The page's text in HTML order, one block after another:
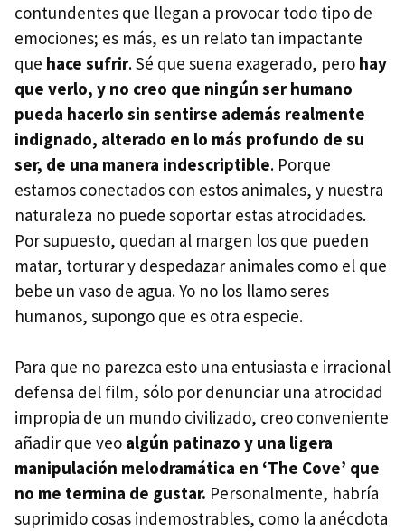
contundentes que llegan a provocar todo tipo de
emociones; es más, es un relato tan impactante
que hace sufrir. Sé que suena exagerado, pero hay
que verlo, y no creo que ningún ser humano
pueda hacerlo sin sentirse además realmente
indignado, alterado en lo más profundo de su
ser, de una manera indescriptible. Porque
estamos conectados con estos animales, y nuestra
naturaleza no puede soportar estas atrocidades.
Por supuesto, quedan al margen los que pueden
matar, torturar y despedazar animales como el que
bebe un vaso de agua. Yo no los llamo seres
humanos, supongo que es otra especie.
Para que no parezca esto una entusiasta e irracional
defensa del film, sólo por denunciar una atrocidad
impropia de un mundo civilizado, creo conveniente
añadir que veo algún patinazo y una ligera
manipulación melodramática en ‘The Cove’ que
no me termina de gustar. Personalmente, habría
suprimido cosas indemostrables, como la anécdota